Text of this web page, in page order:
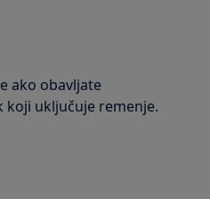
ako obavljate
koji uključuje remenje.